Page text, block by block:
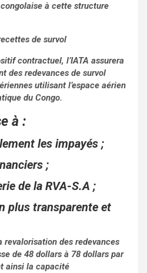
à cette structure
de survol
contractuel, l’IATA assurera
des redevances de survol
utilisant l’espace aérien
du Congo.
à :
les impayés ;
;
de la RVA-S.A ;
plus transparente et
revalorisation des redevances
de 48 dollars à 78 dollars par
ainsi la capacité